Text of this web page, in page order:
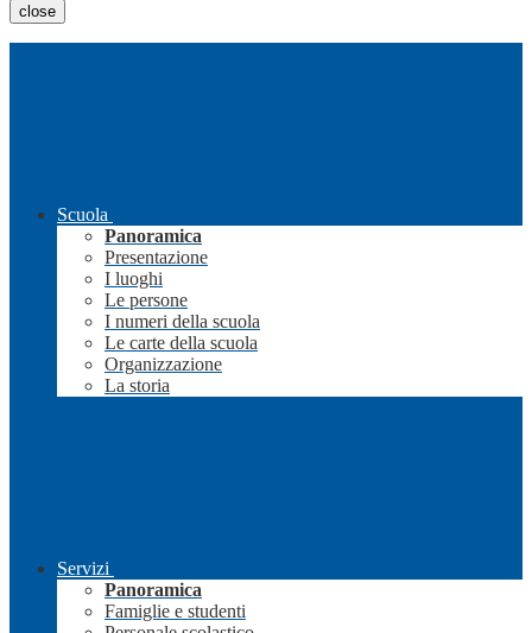
close
Scuola
Panoramica
Presentazione
I luoghi
Le persone
I numeri della scuola
Le carte della scuola
Organizzazione
La storia
Servizi
Panoramica
Famiglie e studenti